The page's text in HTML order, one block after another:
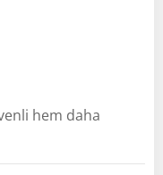
hem daha